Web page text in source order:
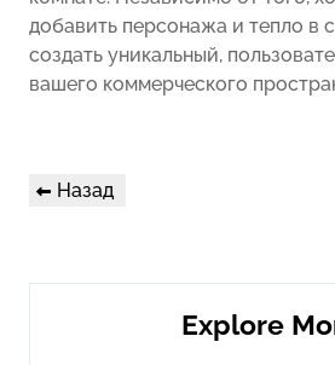
добавить персонажа и тепло в
создать уникальный,
вашего коммерческого
Навигация
Предыдущая
Назад
Explore